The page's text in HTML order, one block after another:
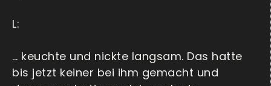
L:
… keuchte und nickte langsam. Das hatte
bis jetzt keiner bei ihm gemacht und